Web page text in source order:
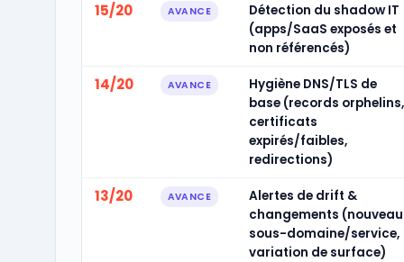
15/20 AVANCE
Détection du shadow IT
(apps/SaaS exposés et
non référencés)
14/20 AVANCE
Hygiène DNS/TLS de
base (records orphelins,
certificats
expirés/faibles,
redirections)
13/20 AVANCE
Alertes de drift &
changements (nouveau
sous-domaine/service,
variation de surface)